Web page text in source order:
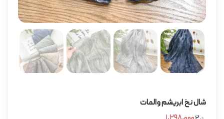
شال نخ ابریشم والمات